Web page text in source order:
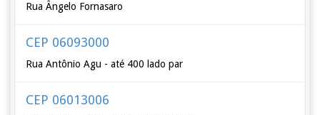
Rua Ângelo Fornasaro
CEP 06093000
Rua Antônio Agu - até 400 lado par
CEP 06013006